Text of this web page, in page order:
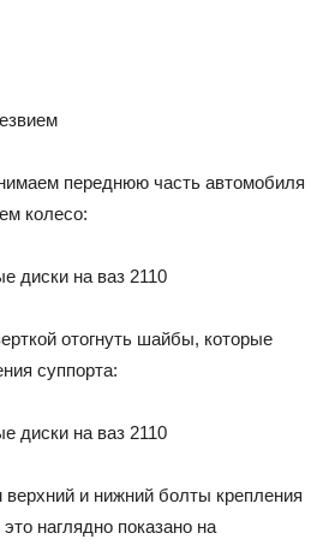
переднюю часть автомобиля
колесо:
отогнуть шайбы, которые
суппорта:
верхний и нижний болты крепления
наглядно показано на